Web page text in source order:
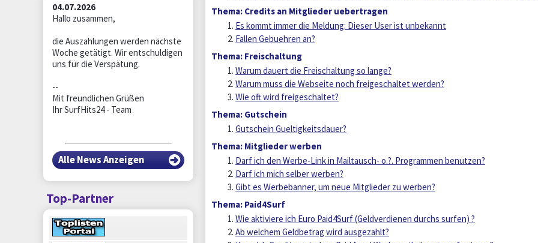
04.07.2026
Hallo zusammen,
die Auszahlungen werden nächste
Woche getätigt. Wir entschuldigen
uns für die Verspätung.
--
Mit freundlichen Grüßen
Ihr SurfHits24 - Team
Alle News Anzeigen
Top-Partner
Thema: Credits an Mitglieder uebertragen
Es kommt immer die Meldung: Dieser User ist unbekannt
Fallen Gebuehren an?
Thema: Freischaltung
Warum dauert die Freischaltung so lange?
Warum muss die Webseite noch freigeschaltet werden?
Wie oft wird freigeschaltet?
Thema: Gutschein
Gutschein Gueltigkeitsdauer?
Thema: Mitglieder werben
Darf ich den Werbe-Link in Mailtausch- o.?. Programmen benutzen?
Darf ich mich selber werben?
Gibt es Werbebanner, um neue Mitglieder zu werben?
Thema: Paid4Surf
Wie aktiviere ich Euro Paid4Surf (Geldverdienen durchs surfen) ?
Ab welchem Geldbetrag wird ausgezahlt?